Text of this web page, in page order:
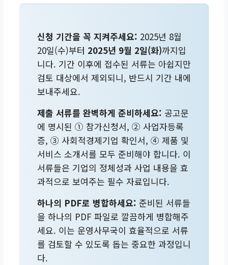
신청 기간을 꼭 지켜주세요: 2025년 8월
20일(수)부터 2025년 9월 2일(화)까지입
니다. 기간 이후에 접수된 서류는 아쉽지만
검토 대상에서 제외되니, 반드시 기간 내에
보내주세요.
제출 서류를 완벽하게 준비하세요: 공고문
에 명시된 ① 참가신청서, ② 사업자등록
증, ③ 사회적경제기업 확인서, ④ 제품 및
서비스 소개서를 모두 준비해야 합니다. 이
서류들은 기업의 정체성과 사업 내용을 효
과적으로 보여주는 필수 자료입니다.
하나의 PDF로 병합하세요: 준비된 서류들
을 하나의 PDF 파일로 깔끔하게 병합해주
세요. 이는 운영사무국이 효율적으로 서류
를 검토할 수 있도록 돕는 중요한 과정입니
다.